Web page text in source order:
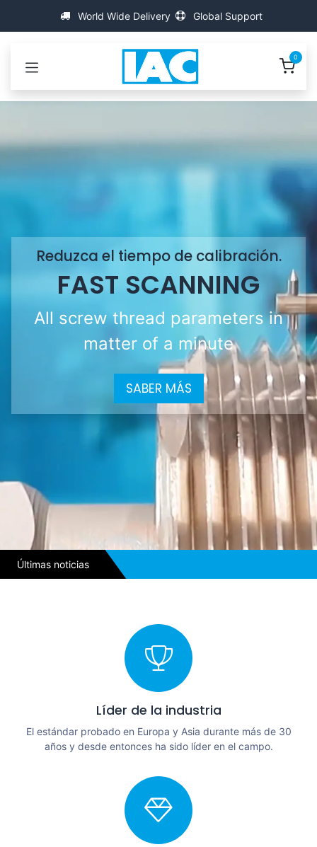
World Wide Delivery Global Support
0
Reduzca el tiempo de calibración.
FAST SCANNING
All screw thread parameters in
matter of a minute
SABER MÁS
Últimas noticias
Líder de la industria
El estándar probado en Europa y Asia durante más de 30
años y desde entonces ha sido líder en el campo.